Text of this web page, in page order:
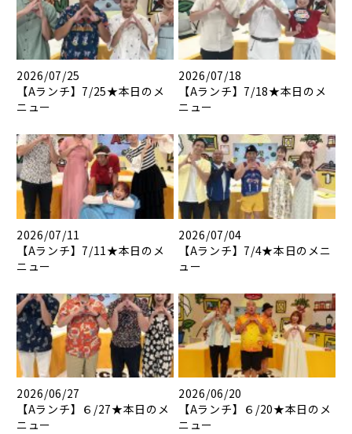
2026/07/25
【Aランチ】7/25★本日のメ
ニュー
2026/07/18
【Aランチ】7/18★本日のメ
ニュー
2026/07/11
【Aランチ】7/11★本日のメ
ニュー
2026/07/04
【Aランチ】7/4★本日のメニ
ュー
2026/06/27
【Aランチ】６/27★本日のメ
ニュー
2026/06/20
【Aランチ】６/20★本日のメ
ニュー